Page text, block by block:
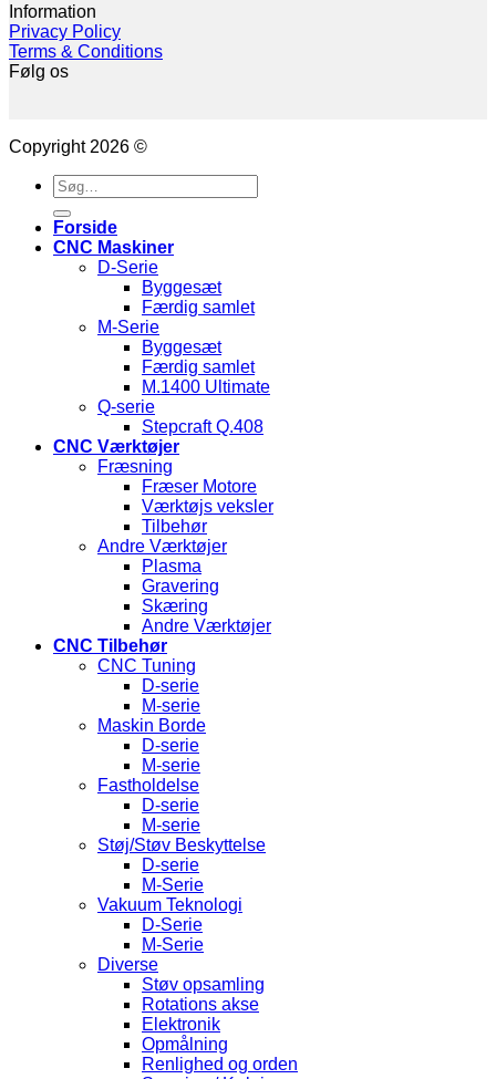
Information
Privacy Policy
Terms & Conditions
Følg os
Copyright 2026 ©
Søg
efter:
Forside
CNC Maskiner
D-Serie
Byggesæt
Færdig samlet
M-Serie
Byggesæt
Færdig samlet
M.1400 Ultimate
Q-serie
Stepcraft Q.408
CNC Værktøjer
Fræsning
Fræser Motore
Værktøjs veksler
Tilbehør
Andre Værktøjer
Plasma
Gravering
Skæring
Andre Værktøjer
CNC Tilbehør
CNC Tuning
D-serie
M-serie
Maskin Borde
D-serie
M-serie
Fastholdelse
D-serie
M-serie
Støj/Støv Beskyttelse
D-serie
M-Serie
Vakuum Teknologi
D-Serie
M-Serie
Diverse
Støv opsamling
Rotations akse
Elektronik
Opmålning
Renlighed og orden